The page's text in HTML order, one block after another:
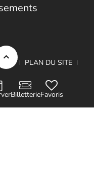
BilletterieFavoris
PLAN DU SITE